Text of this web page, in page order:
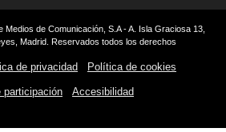
de Comunicación, S.A - A. Isla Graciosa 13,
Madrid. Reservados todos los derechos
de privacidad Política de cookies
participación Accesibilidad